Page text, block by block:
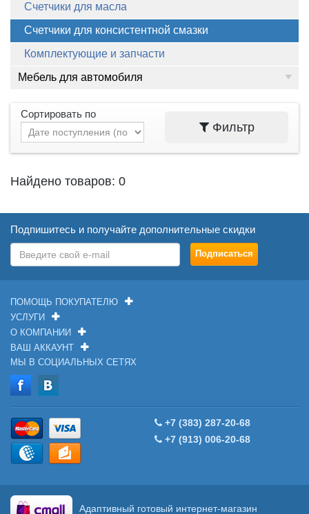
Счетчики для масла
Счетчики для консистентной смазки
Комплектующие и запчасти
Мебель для автомобиля
Сортировать по
Фильтр
Найдено товаров: 0
Подпишитесь и получайте дополнительные скидки
ПОМОЩЬ ПОКУПАТЕЛЮ
УСЛУГИ
О КОМПАНИИ
ВАШ АККАУНТ
МЫ В СОЦИАЛЬНЫХ СЕТЯХ
+7 (383) 287-20-68
+7 (913) 006-20-68
Адаптивный готовый интернет-магазин